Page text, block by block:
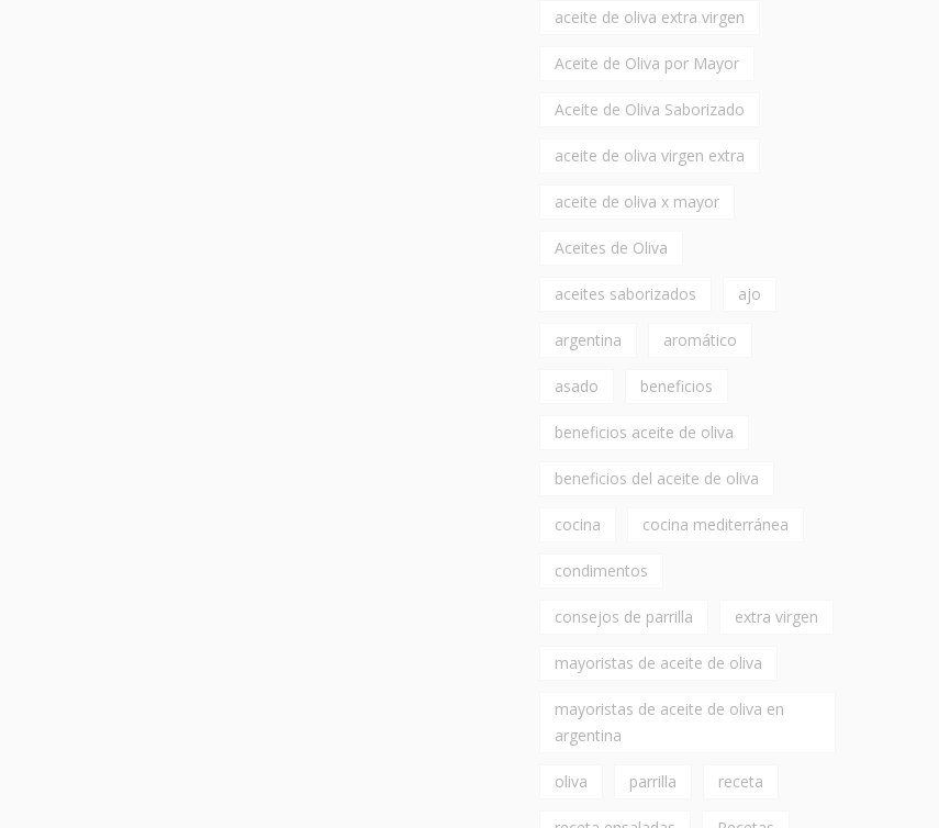
aceite de oliva extra virgen
Aceite de Oliva por Mayor
Aceite de Oliva Saborizado
aceite de oliva virgen extra
aceite de oliva x mayor
Aceites de Oliva
aceites saborizados ajo
argentina aromático
asado beneficios
beneficios aceite de oliva
beneficios del aceite de oliva
cocina cocina mediterránea
condimentos
consejos de parrilla extra virgen
mayoristas de aceite de oliva
mayoristas de aceite de oliva en
argentina
oliva parrilla receta